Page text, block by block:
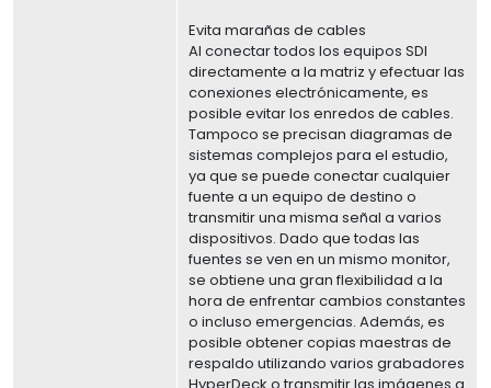
Evita marañas de cables
Al conectar todos los equipos SDI
directamente a la matriz y efectuar las
conexiones electrónicamente, es
posible evitar los enredos de cables.
Tampoco se precisan diagramas de
sistemas complejos para el estudio,
ya que se puede conectar cualquier
fuente a un equipo de destino o
transmitir una misma señal a varios
dispositivos. Dado que todas las
fuentes se ven en un mismo monitor,
se obtiene una gran flexibilidad a la
hora de enfrentar cambios constantes
o incluso emergencias. Además, es
posible obtener copias maestras de
respaldo utilizando varios grabadores